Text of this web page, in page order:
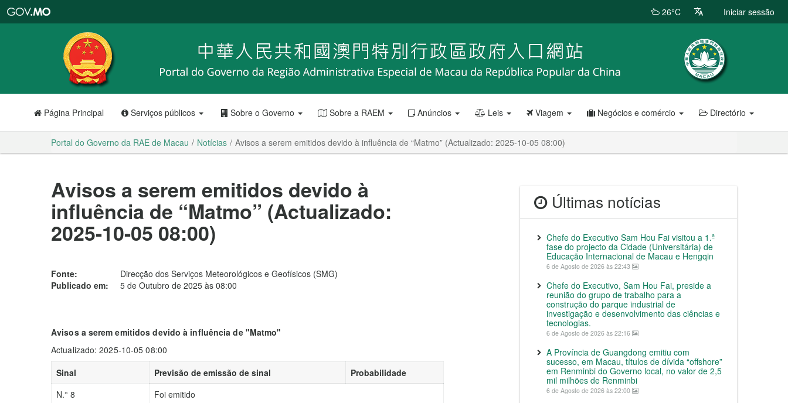
RAE
de
Macau
26°C Iniciar sessão
Página Principal Serviços públicos Sobre o Governo Sobre a RAEM Anúncios Leis Viagem Negócios e comércio Directório
Portal do Governo da RAE de Macau Notícias Avisos a serem emitidos devido à influência de “Matmo” (Actualizado: 2025-10-05 08:00)
Avisos a serem emitidos devido à
influência de “Matmo” (Actualizado:
2025-10-05 08:00)
Fonte:
Direcção dos Serviços Meteorológicos e Geofísicos (SMG)
Publicado em:
5 de Outubro de 2025 às 08:00
Avisos a serem emitidos devido à influência de "Matmo"
Actualizado: 2025-10-05 08:00
Sinal
Previsão de emissão de sinal
Probabilidade
N.° 8
Foi emitido
Últimas notícias
Chefe do Executivo Sam Hou Fai visitou a 1.ª
fase do projecto da Cidade (Universitária) de
Educação Internacional de Macau e Hengqin
6 de Agosto de 2026 às 22:43
Chefe do Executivo, Sam Hou Fai, preside a
reunião do grupo de trabalho para a
construção do parque industrial de
investigação e desenvolvimento das ciências e
tecnologias.
6 de Agosto de 2026 às 22:16
A Província de Guangdong emitiu com
sucesso, em Macau, títulos de dívida “offshore”
em Renminbi do Governo local, no valor de 2,5
mil milhões de Renminbi
6 de Agosto de 2026 às 22:00